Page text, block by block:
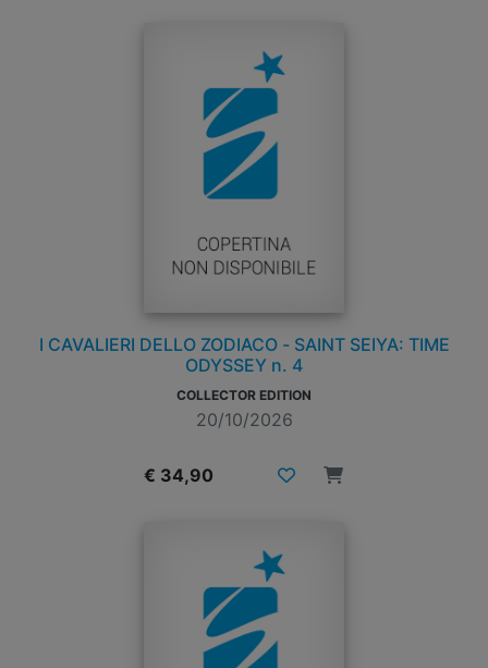
I CAVALIERI DELLO ZODIACO - SAINT SEIYA: TIME
ODYSSEY n. 4
COLLECTOR EDITION
20/10/2026
€ 34,90